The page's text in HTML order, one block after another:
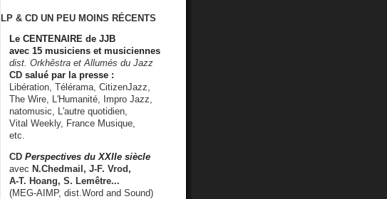
LP & CD UN PEU MOINS RÉCENTS
Le CENTENAIRE de JJB
avec 15 musiciens et musiciennes
dist. Orkhêstra et Allumés du Jazz
CD salué par la presse :
Libération, Télérama, CitizenJazz,
The Wire, L'Humanité, Impro Jazz,
natomusic, L'autre quotidien,
Vital Weekly, France Musique,
etc.
CD Perspectives du XXIIe siècle
avec N.Chedmail, J-F. Vrod,
A-T. Hoang, S. Lemêtre...
(MEG-AIMP, dist.Word and Sound)